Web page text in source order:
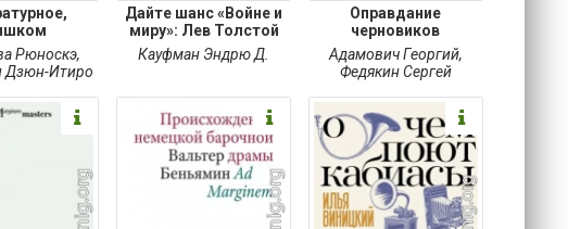
Рюноскэ,
Дзюн-Итиро
Дайте шанс «Войне и
миру»: Лев Толстой
Кауфман Эндрю Д.
Оправдание
черновиков
Адамович Георгий,
Федякин Сергей